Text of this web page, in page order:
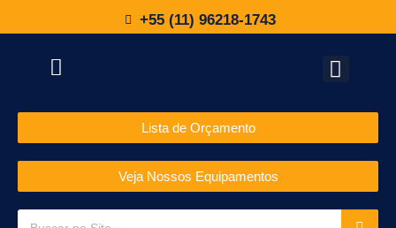
+55 (11) 96218-1743
Lista de Orçamento
Veja Nossos Equipamentos